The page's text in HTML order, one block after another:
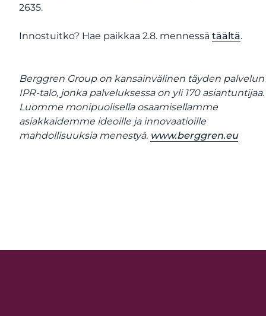
2635.
Innostuitko? Hae paikkaa 2.8. mennessä täältä.
Berggren Group on kansainvälinen täyden palvelun
IPR-talo, jonka palveluksessa on yli 170 asiantuntijaa.
Luomme monipuolisella osaamisellamme
asiakkaidemme ideoille ja innovaatioille
mahdollisuuksia menestyä. www.berggren.eu